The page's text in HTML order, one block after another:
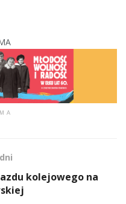
kolejowego na